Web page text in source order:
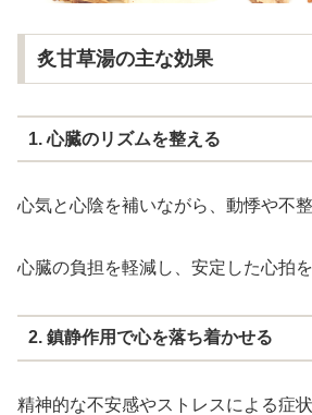
炙甘草湯の主な効果
1. 心臓のリズムを整える
心気と心陰を補いながら、動悸や不
心臓の負担を軽減し、安定した心拍
2. 鎮静作用で心を落ち着かせる
精神的な不安感やストレスによる症